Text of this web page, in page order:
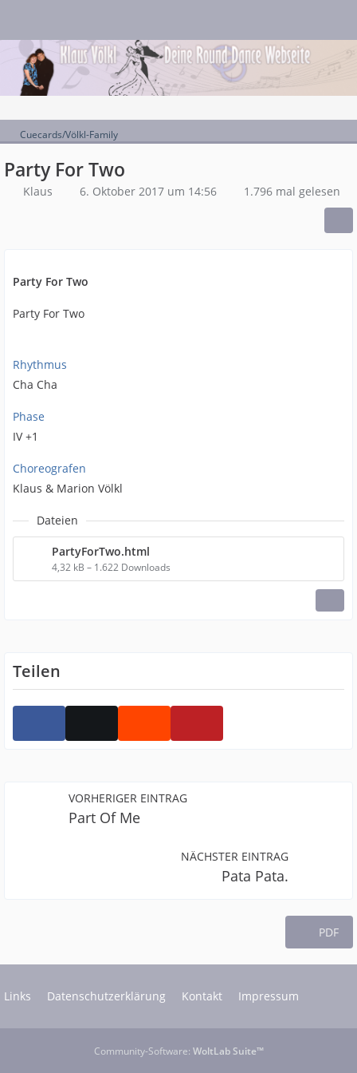
Cuecards/Völkl-Family
Party For Two
Klaus 6. Oktober 2017 um 14:56 1.796 mal gelesen
Party For Two
Party For Two
Rhythmus
Cha Cha
Phase
IV +1
Choreografen
Klaus & Marion Völkl
Dateien
PartyForTwo.html
4,32 kB – 1.622 Downloads
Teilen
VORHERIGER EINTRAG
Part Of Me
NÄCHSTER EINTRAG
Pata Pata.
PDF
Links Datenschutzerklärung Kontakt Impressum
Community-Software: WoltLab Suite™